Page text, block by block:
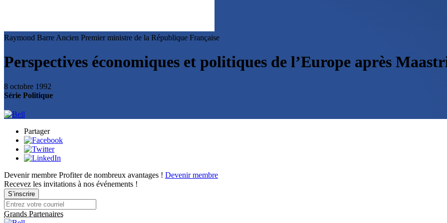
Raymond Barre Ancien Premier ministre de la République Française
Perspectives économiques et politiques de l’Europe après
8 octobre 1992
Série Politique
Partager
Devenir membre Profiter de nombreux avantages ! Devenir membre
Recevez les invitations à nos événements !
S’inscrire
Grands Partenaires